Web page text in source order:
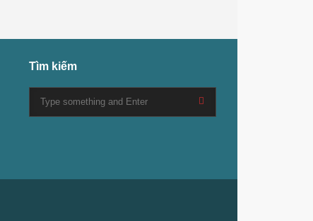
Tìm kiếm